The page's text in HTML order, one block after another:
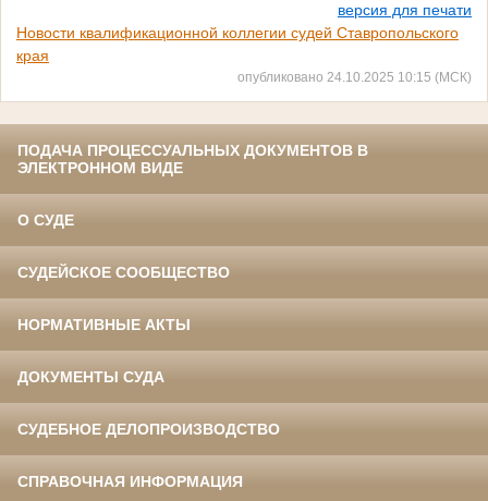
версия для печати
Новости квалификационной коллегии судей Ставропольского
края
опубликовано 24.10.2025 10:15 (МСК)
ПОДАЧА ПРОЦЕССУАЛЬНЫХ ДОКУМЕНТОВ В
ЭЛЕКТРОННОМ ВИДЕ
О СУДЕ
СУДЕЙСКОЕ СООБЩЕСТВО
НОРМАТИВНЫЕ АКТЫ
ДОКУМЕНТЫ СУДА
СУДЕБНОЕ ДЕЛОПРОИЗВОДСТВО
СПРАВОЧНАЯ ИНФОРМАЦИЯ